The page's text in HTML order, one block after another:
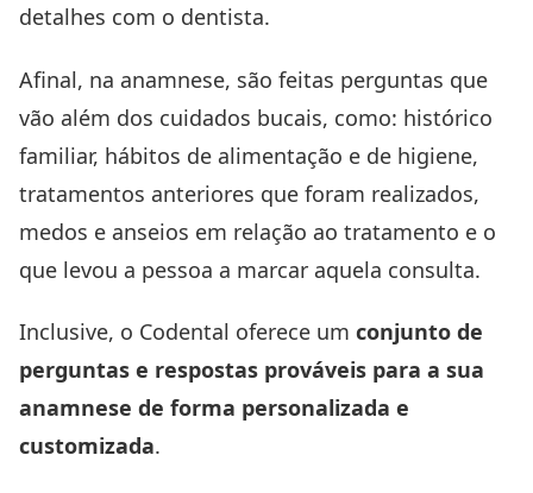
detalhes com o dentista.
Afinal, na anamnese, são feitas perguntas que
vão além dos cuidados bucais, como: histórico
familiar, hábitos de alimentação e de higiene,
tratamentos anteriores que foram realizados,
medos e anseios em relação ao tratamento e o
que levou a pessoa a marcar aquela consulta.
Inclusive, o Codental oferece um conjunto de
perguntas e respostas prováveis para a sua
anamnese de forma personalizada e
customizada.